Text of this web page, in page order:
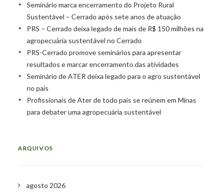
Seminário marca encerramento do Projeto Rural
Sustentável – Cerrado após sete anos de atuação
PRS – Cerrado deixa legado de mais de R$ 150 milhões na
agropecuária sustentável no Cerrado
PRS-Cerrado promove seminários para apresentar
resultados e marcar encerramento das atividades
Seminário de ATER deixa legado para o agro sustentável
no país
Profissionais de Ater de todo país se reúnem em Minas
para debater uma agropecuária sustentável
ARQUIVOS
agosto 2026